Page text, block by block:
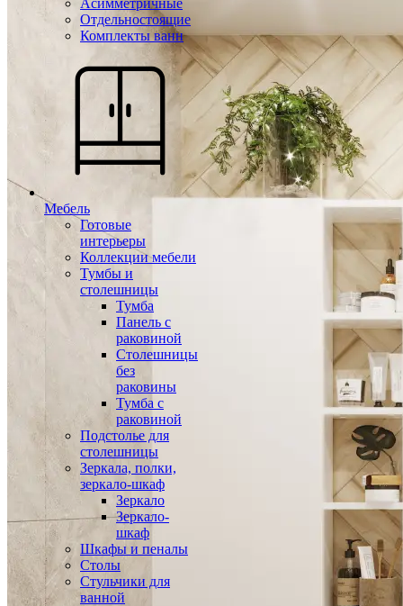
Асимметричные
Отдельностоящие
Комплекты ванн
Мебель
Готовые
интерьеры
Коллекции мебели
Тумбы и
столешницы
Тумба
Панель с
раковиной
Столешницы
без
раковины
Тумба с
раковиной
Подстолье для
столешницы
Зеркала, полки,
зеркало-шкаф
Зеркало
Зеркало-
шкаф
Шкафы и пеналы
Столы
Стульчики для
ванной